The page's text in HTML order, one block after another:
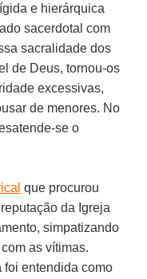
e hierárquica
sacerdotal com
sacralidade dos
de Deus, tornou-os
excessivas,
de menores. No
se o
que procurou
da Igreja
simpatizando
as vítimas.
foi entendida como